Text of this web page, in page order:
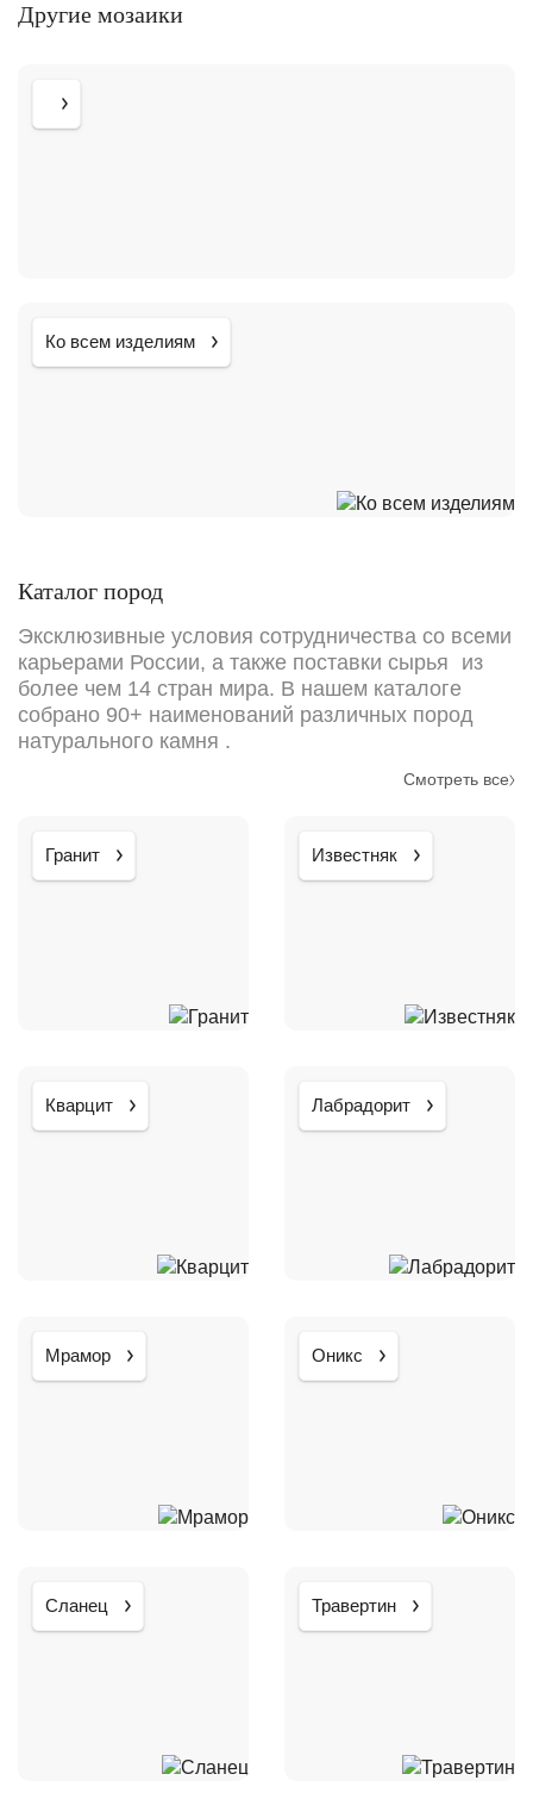
Другие мозаики
Ко всем изделиям
Каталог пород
Эксклюзивные условия сотрудничества со всеми
карьерами России, а также поставки сырья из
более чем 14 стран мира. В нашем каталоге
собрано 90+ наименований различных пород
натурального камня .
Смотреть все
Гранит Известняк
Кварцит Лабрадорит
Мрамор Оникс
Сланец Травертин